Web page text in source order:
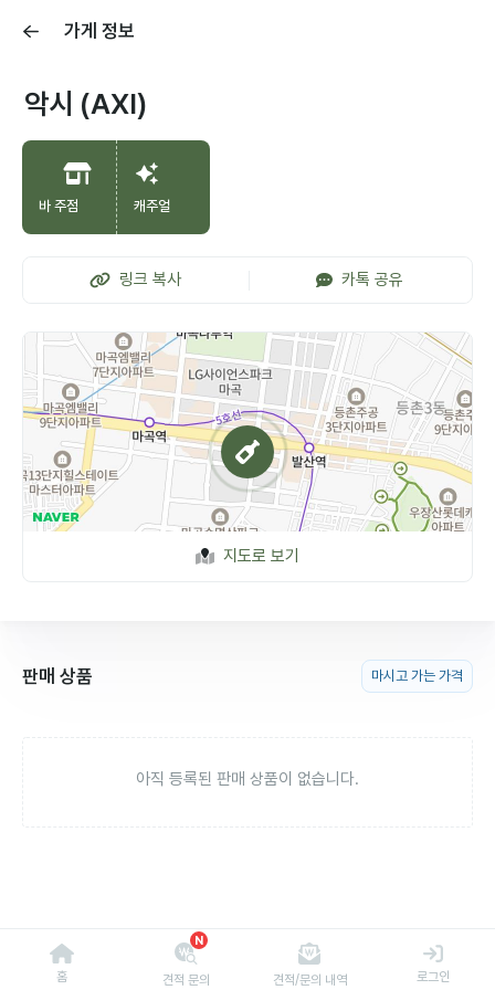
가게 정보
악시 (AXI)
바 주점 캐주얼
링크 복사 카톡 공유
지도로 보기
판매 상품 마시고 가는 가격
아직 등록된 판매 상품이 없습니다.
홈
N
견적 문의 견적/문의 내역 로그인